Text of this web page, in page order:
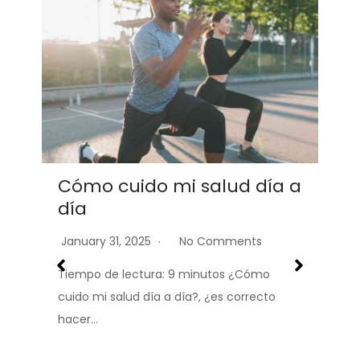
Cómo cuido mi salud día a
día
January 31, 2025 No Comments
Tiempo de lectura: 9 minutos ¿Cómo
cuido mi salud día a día?, ¿es correcto
hacer…